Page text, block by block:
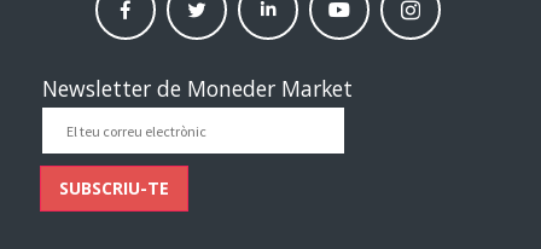
monedermonedermonedermonedermoneder
Newsletter de Moneder Market
teu
correu
electrònic
SUBSCRIU-TE